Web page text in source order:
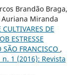
Brandão Braga,
Auriana Miranda
DE
ESTRESSE
FRANCISCO ,
n. 1 (2016): Revista